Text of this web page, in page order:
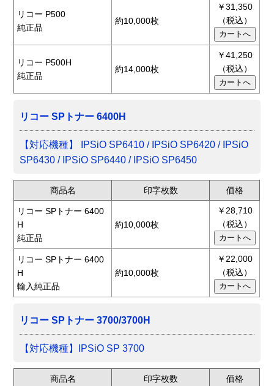
リコー P500
純正品
約10,000枚
￥31,350
（税込）
リコー P500H
純正品
約14,000枚
￥41,250
（税込）
リコー SPトナー 6400H
【対応機種】 IPSiO SP6410 / IPSiO SP6420 / IPSiO
SP6430 / IPSiO SP6440 / IPSiO SP6450
商品名 印字枚数 価格
リコー SPトナー 6400
H
純正品
約10,000枚
￥28,710
（税込）
リコー SPトナー 6400
H
輸入純正品
約10,000枚
￥22,000
（税込）
リコー SPトナー 3700/3700H
【対応機種】IPSiO SP 3700
商品名 印字枚数 価格